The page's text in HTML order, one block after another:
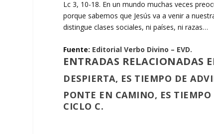
Lc 3, 10-18. En un mundo muchas veces
porque sabemos que Jesús va a venir a
distingue clases sociales, ni países, ni razas…
Fuente: Editorial Verbo Divino – EVD.
ENTRADAS RELACIONADAS
DESPIERTA, ES TIEMPO DE
PONTE EN CAMINO, ES
CICLO C.